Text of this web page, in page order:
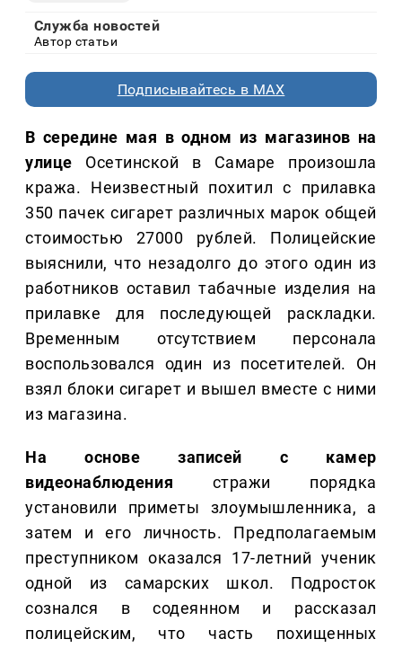
Служба новостей
Автор статьи
Подписывайтесь в MAX
В середине мая в одном из магазинов на
улице Осетинской в Самаре произошла
кража. Неизвестный похитил с прилавка
350 пачек сигарет различных марок общей
стоимостью 27000 рублей. Полицейские
выяснили, что незадолго до этого один из
работников оставил табачные изделия на
прилавке для последующей раскладки.
Временным отсутствием персонала
воспользовался один из посетителей. Он
взял блоки сигарет и вышел вместе с ними
из магазина.
На основе записей с камер
видеонаблюдения стражи порядка
установили приметы злоумышленника, а
затем и его личность. Предполагаемым
преступником оказался 17-летний ученик
одной из самарских школ. Подросток
сознался в содеянном и рассказал
полицейским, что часть похищенных